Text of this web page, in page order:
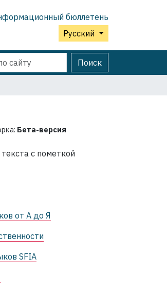
бюллетень
Русский
Поиск
Бета-версия
с пометкой
от А до Я
SFIA